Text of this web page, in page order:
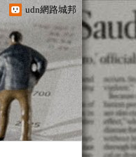
udn網路城邦